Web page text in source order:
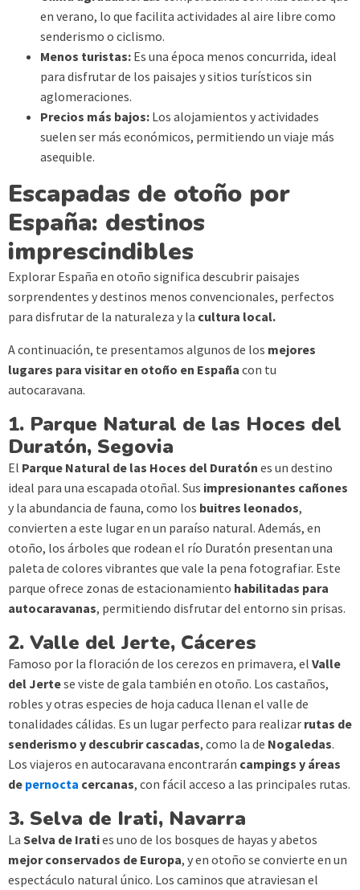
en verano, lo que facilita actividades al aire libre como
senderismo o ciclismo.
Menos turistas: Es una época menos concurrida, ideal
para disfrutar de los paisajes y sitios turísticos sin
aglomeraciones.
Precios más bajos: Los alojamientos y actividades
suelen ser más económicos, permitiendo un viaje más
asequible.
Escapadas de otoño por
España: destinos
imprescindibles
Explorar España en otoño significa descubrir paisajes
sorprendentes y destinos menos convencionales, perfectos
para disfrutar de la naturaleza y la cultura local.
A continuación, te presentamos algunos de los mejores
lugares para visitar en otoño en España con tu
autocaravana.
1. Parque Natural de las Hoces del
Duratón, Segovia
El Parque Natural de las Hoces del Duratón es un destino
ideal para una escapada otoñal. Sus impresionantes cañones
y la abundancia de fauna, como los buitres leonados,
convierten a este lugar en un paraíso natural. Además, en
otoño, los árboles que rodean el río Duratón presentan una
paleta de colores vibrantes que vale la pena fotografiar. Este
parque ofrece zonas de estacionamiento habilitadas para
autocaravanas, permitiendo disfrutar del entorno sin prisas.
2. Valle del Jerte, Cáceres
Famoso por la floración de los cerezos en primavera, el Valle
del Jertese viste de gala también en otoño. Los castaños,
robles y otras especies de hoja caduca llenan el valle de
tonalidades cálidas. Es un lugar perfecto para realizar rutas de
senderismo y descubrir cascadas, como la de Nogaledas.
Los viajeros en autocaravana encontrarán campings y áreas
de pernocta cercanas, con fácil acceso a las principales rutas.
3. Selva de Irati, Navarra
La Selva de Iraties uno de los bosques de hayas y abetos
mejor conservados de Europa, y en otoño se convierte en un
espectáculo natural único. Los caminos que atraviesan el